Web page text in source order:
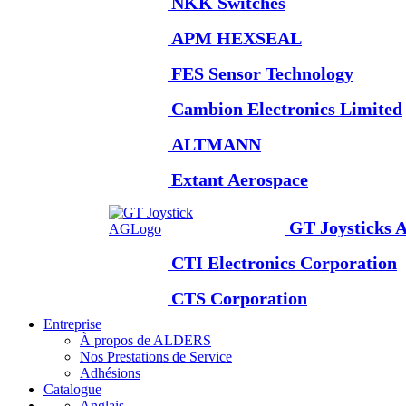
APM HEXSEAL
FES Sensor Technology
Cambion Electronics Limited
ALTMANN
Extant Aerospace
GT Joysticks
CTI Electronics Corporation
CTS Corporation
Entreprise
À propos de ALDERS
Nos Prestations de Service
Adhésions
Catalogue